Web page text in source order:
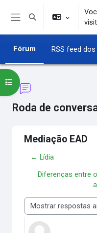
Ir para o conteúdo principal
Alternar entrada de
Fórum RSS feed
Roda de
Abrir índice do curso
Mediação EAD
← Lídia
Diferenças entre
Modo de visualização